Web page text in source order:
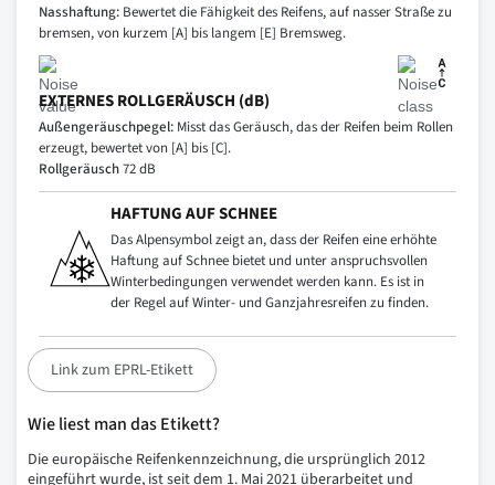
Nasshaftung: Bewertet die Fähigkeit des Reifens, auf nasser Straße zu
bremsen, von kurzem [A] bis langem [E] Bremsweg.
EXTERNES ROLLGERÄUSCH (dB)
Außengeräuschpegel: Misst das Geräusch, das der Reifen beim Rollen
erzeugt, bewertet von [A] bis [C].
Rollgeräusch72 dB
HAFTUNG AUF SCHNEE
Das Alpensymbol zeigt an, dass der Reifen eine erhöhte
Haftung auf Schnee bietet und unter anspruchsvollen
Winterbedingungen verwendet werden kann. Es ist in
der Regel auf Winter- und Ganzjahresreifen zu finden.
Link zum EPRL-Etikett
Wie liest man das Etikett?
Die europäische Reifenkennzeichnung, die ursprünglich 2012
eingeführt wurde, ist seit dem 1. Mai 2021 überarbeitet und